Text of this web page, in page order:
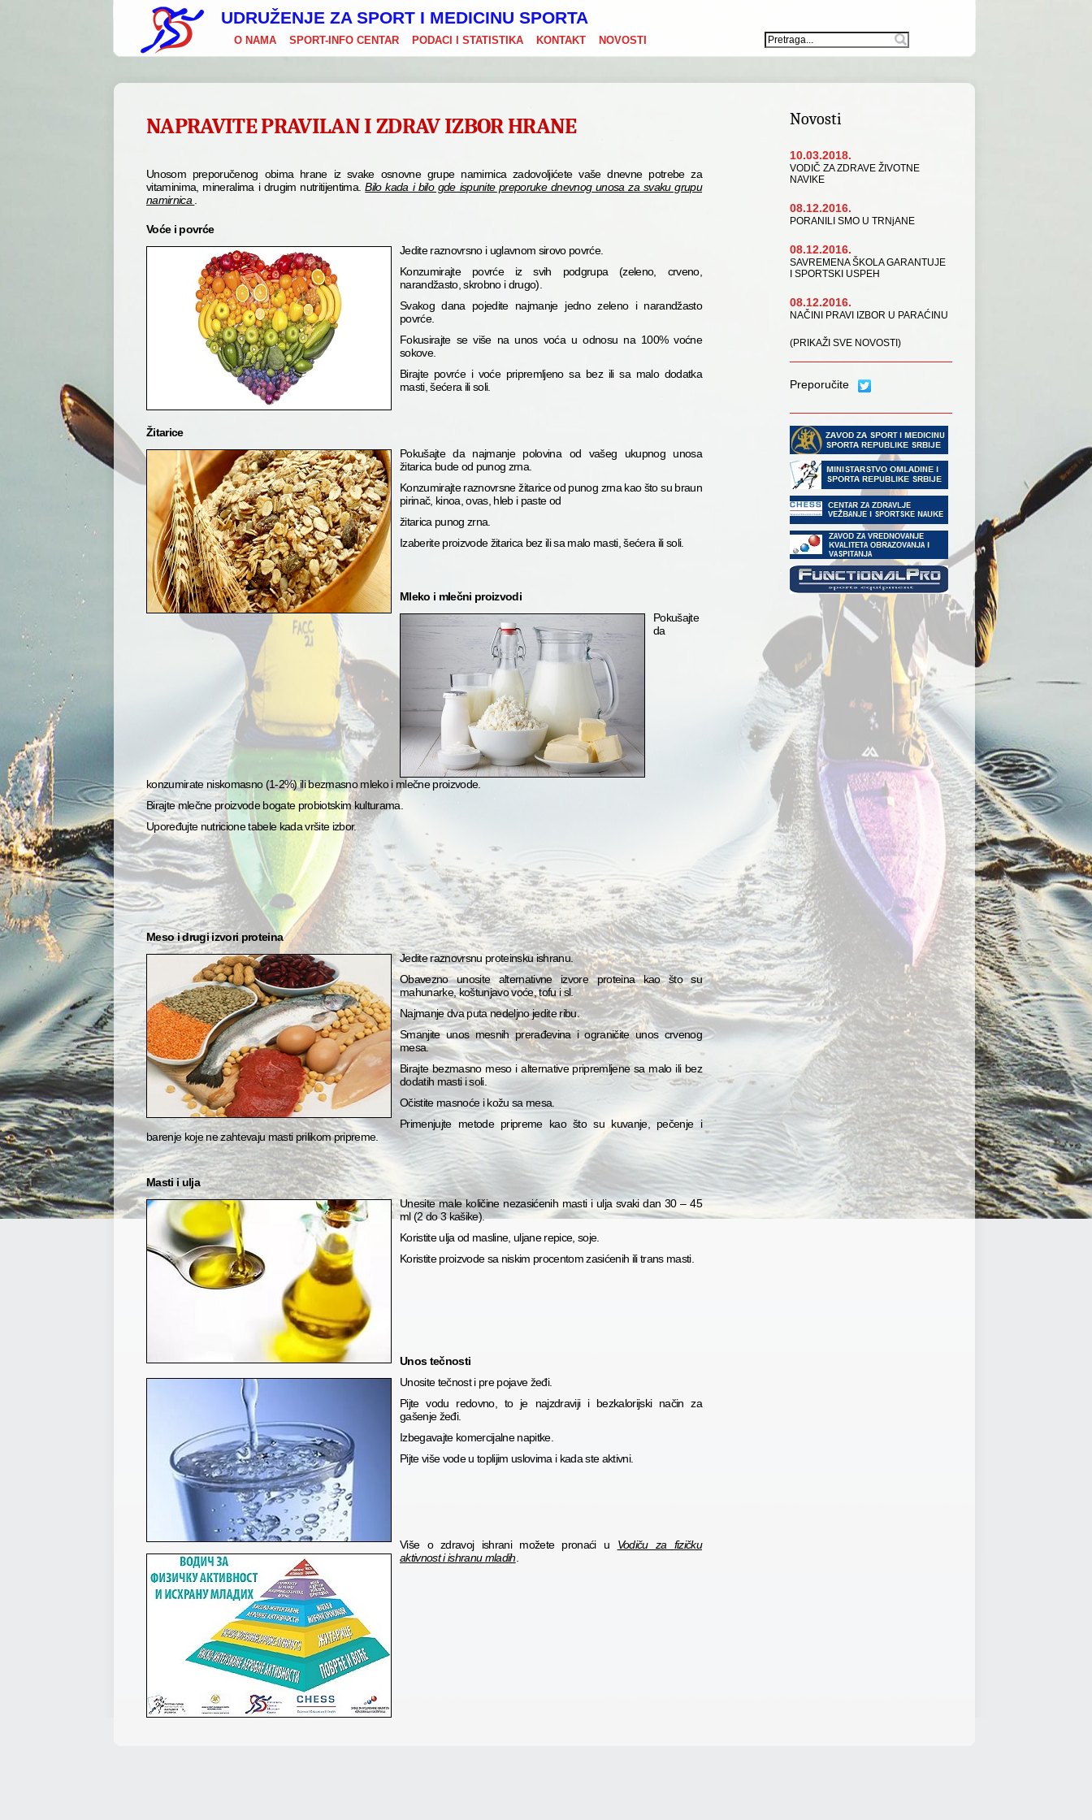
UDRUŽENJE ZA SPORT I MEDICINU SPORTA
O NAMA SPORT-INFO CENTAR PODACI I STATISTIKA KONTAKT NOVOSTI
NAPRAVITE PRAVILAN I ZDRAV IZBOR HRANE
Unosom preporučenog obima hrane iz svake osnovne grupe namirnica zadovoljićete vaše dnevne potrebe za
vitaminima, mineralima i drugim nutritijentima.Bilo kada i bilo gde ispunite preporuke dnevnog unosa za svaku grupu
namirnica
Voće i povrće
Jedite raznovrsno i uglavnom sirovo povrće.
Konzumirajte povrće iz svih podgrupa (zeleno, crveno,
narandžasto, skrobno i drugo).
Svakog dana pojedite najmanje jedno zeleno i narandžasto
povrće.
Fokusirajte se više na unos voća u odnosu na 100% voćne
sokove.
Birajte povrće i voće pripremljeno sa bez ili sa malo dodatka
masti, šećera ili soli.
Žitarice
Pokušajte da najmanje polovina od vašeg ukupnog unosa
žitarica bude od punog zrna.
Konzumirajte raznovrsne žitarice od punog zrna kao što su braun
pirinač, kinoa, ovas, hleb i paste od
žitarica punog zrna.
Izaberite proizvode žitarica bez ili sa malo masti, šećera ili soli.
Mleko i mlečni proizvodi
Pokušajte
da
konzumirate niskomasno (1-2%) ili bezmasno mleko i mlečne proizvode.
Birajte mlečne proizvode bogate probiotskim kulturama.
Upoređujte nutricione tabele kada vršite izbor.
Meso i drugi izvori proteina
Jedite raznovrsnu proteinsku ishranu.
Obavezno unosite alternativne izvore proteina kao što su
mahunarke, koštunjavo voće, tofu i sl.
Najmanje dva puta nedeljno jedite ribu.
Smanjite unos mesnih prerađevina i ograničite unos crvenog
mesa.
Birajte bezmasno meso i alternative pripremljene sa malo ili bez
dodatih masti i soli.
Očistite masnoće i kožu sa mesa.
Primenjujte metode pripreme kao što su kuvanje, pečenje i
barenje koje ne zahtevaju masti prilikom pripreme.
Masti i ulja
Unesite male količine nezasićenih masti i ulja svaki dan 30 – 45
ml (2 do 3 kašike).
Koristite ulja od masline, uljane repice, soje.
Koristite proizvode sa niskim procentom zasićenih ili trans masti.
Unos tečnosti
Unosite tečnost i pre pojave žeđi.
Pijte vodu redovno, to je najzdraviji i bezkalorijski način za
gašenje žeđi.
Izbegavajte komercijalne napitke.
Pijte više vode u toplijim uslovima i kada ste aktivni.
Više o zdravoj ishrani možete pronaći u Vodiču za fizičku
aktivnost i ishranu mladih
Novosti
10.03.2018.
VODIČ ZA ZDRAVE ŽIVOTNE
NAVIKE
08.12.2016.
PORANILI SMO U TRNjANE
08.12.2016.
SAVREMENA ŠKOLA GARANTUJE
I SPORTSKI USPEH
08.12.2016.
NAČINI PRAVI IZBOR U PARAĆINU
(PRIKAŽI SVE NOVOSTI)
Preporučite